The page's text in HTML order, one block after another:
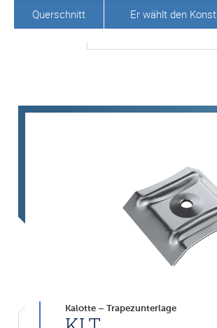
Querschnitt Er wählt den
Kalotte – Trapezunterlage